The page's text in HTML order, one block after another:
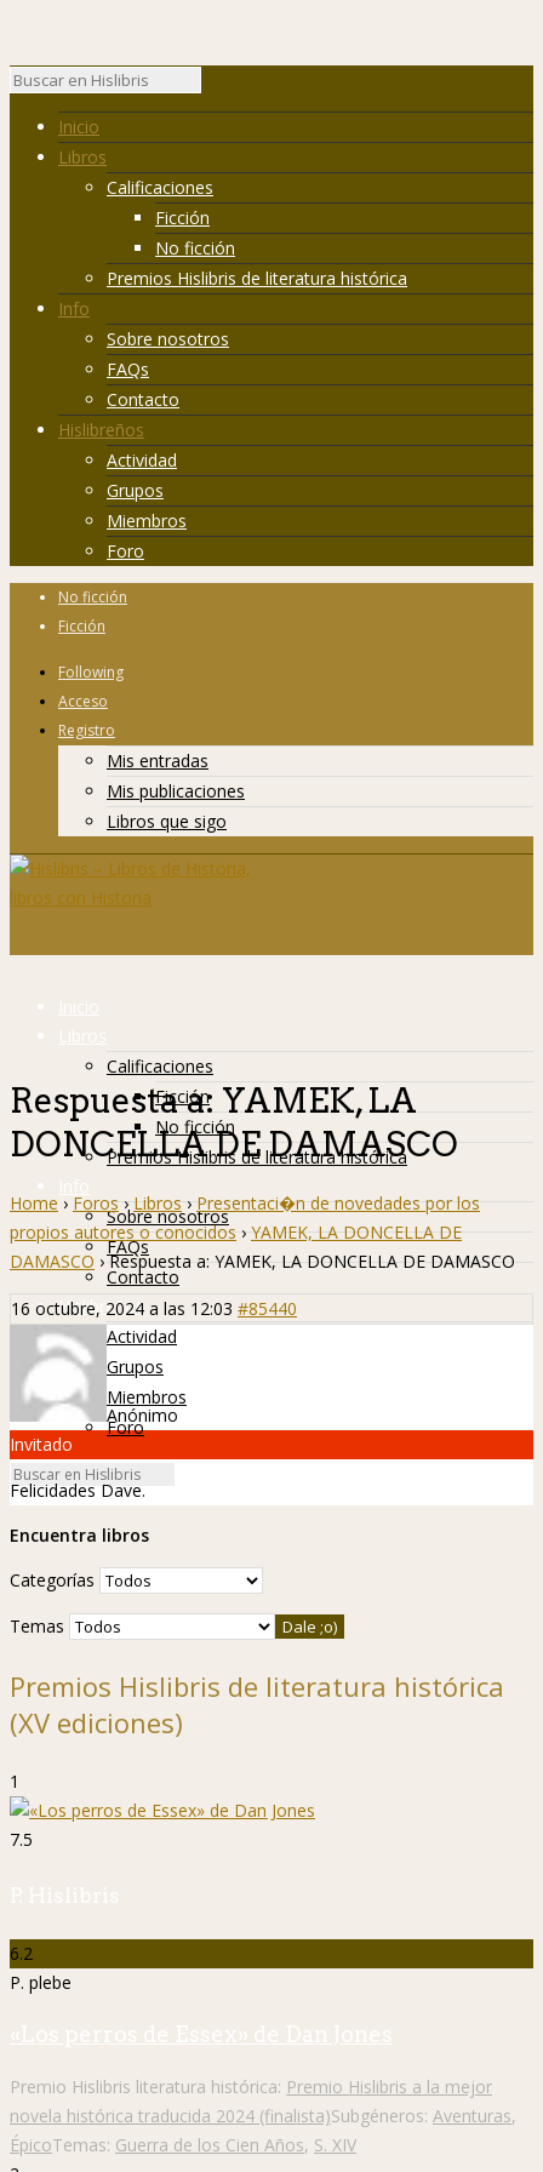
Inicio
Libros
Calificaciones
Ficción
No ficción
Premios Hislibris de literatura histórica
Info
Sobre nosotros
FAQs
Contacto
Hislibreños
Actividad
Grupos
Miembros
Foro
No ficción
Ficción
Following
Acceso
Registro
Mis entradas
Mis publicaciones
Libros que sigo
Inicio
Libros
Calificaciones
Ficción
No ficción
Premios Hislibris de literatura histórica
Info
Sobre nosotros
FAQs
Contacto
Hislibreños
Actividad
Grupos
Miembros
Foro
Respuesta a: YAMEK, LA
DONCELLA DE DAMASCO
Home › Foros › Libros › Presentaci�n de novedades por los
propios autores o conocidos › YAMEK, LA DONCELLA DE
DAMASCO › Respuesta a: YAMEK, LA DONCELLA DE DAMASCO
16 octubre, 2024 a las 12:03 #85440
Anónimo
Invitado
Felicidades Dave.
Encuentra libros
Categorías
Temas
Premios Hislibris de literatura histórica
(XV ediciones)
1
7.5
P. Hislibris
6.2
P. plebe
«Los perros de Essex» de Dan Jones
Premio Hislibris literatura histórica: Premio Hislibris a la mejor
novela histórica traducida 2024 (finalista)Subgéneros: Aventuras,
ÉpicoTemas: Guerra de los Cien Años, S. XIV